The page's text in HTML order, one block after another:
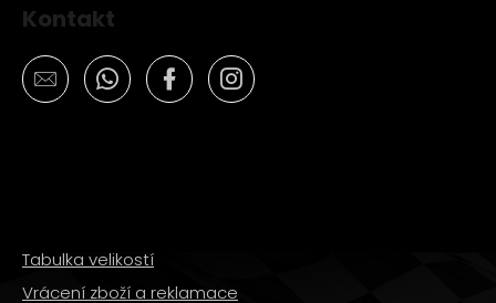
Kontakt
Tabulka velikostí
Vrácení zboží a reklamace